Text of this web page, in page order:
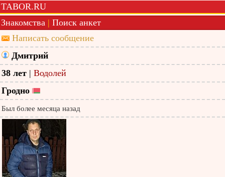
TABOR.RU
Знакомства | Поиск анкет
Написать сообщение
Дмитрий
38 лет | Водолей
Гродно
Был более месяца назад